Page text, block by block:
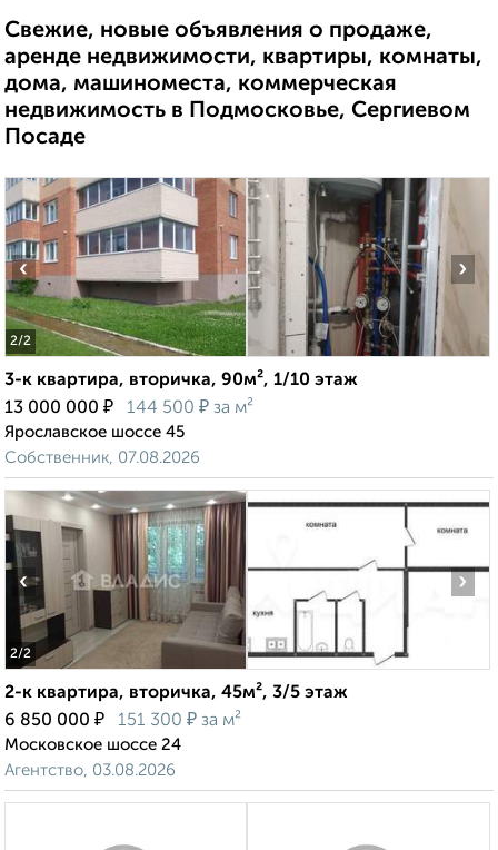
Свежие, новые объявления о продаже,
аренде недвижимости, квартиры, комнаты,
дома, машиноместа, коммерческая
недвижимость в Подмосковье, Сергиевом
Посаде
2/2
‹ ›
3-к квартира, вторичка, 90м², 1/10 этаж
13 000 000 ₽ 144 500 ₽ за м²
Ярославское шоссе 45
Собственник, 07.08.2026
2/2
‹ ›
2-к квартира, вторичка, 45м², 3/5 этаж
6 850 000 ₽ 151 300 ₽ за м²
Московское шоссе 24
Агентство, 03.08.2026